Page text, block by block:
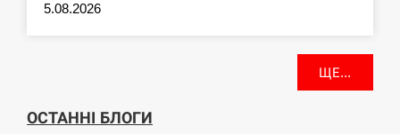
5.08.2026
ЩЕ...
ОСТАННІ БЛОГИ